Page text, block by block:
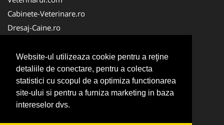
Website-ul utilizeaza cookie pentru a reţine
detaliile de conectare, pentru a colecta
statistici cu scopul de a optimiza functionarea
site-ului si pentru a furniza marketing in baza
intereselor dvs.
Cabinete-Veterinare.ro
Dresaj-Caine.ro
Medic-Bun.com
SalonFrizerieCanina.com
DresajCaine.ro
NonStopDeschis.ro